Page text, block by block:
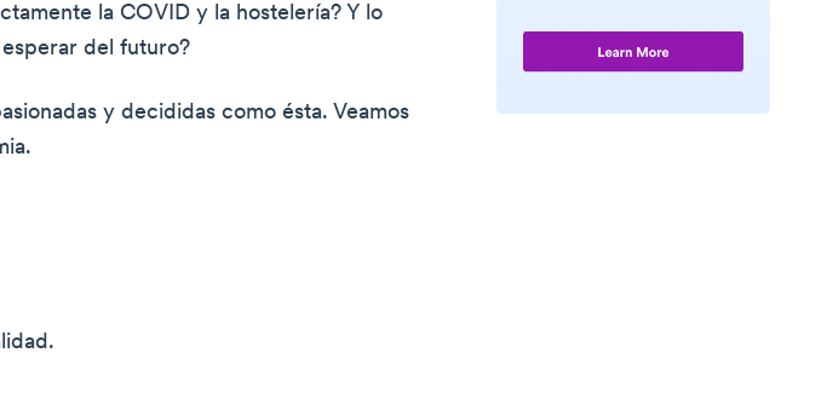
la COVID y la hostelería? Y lo
del futuro?
y decididas como ésta. Veamos